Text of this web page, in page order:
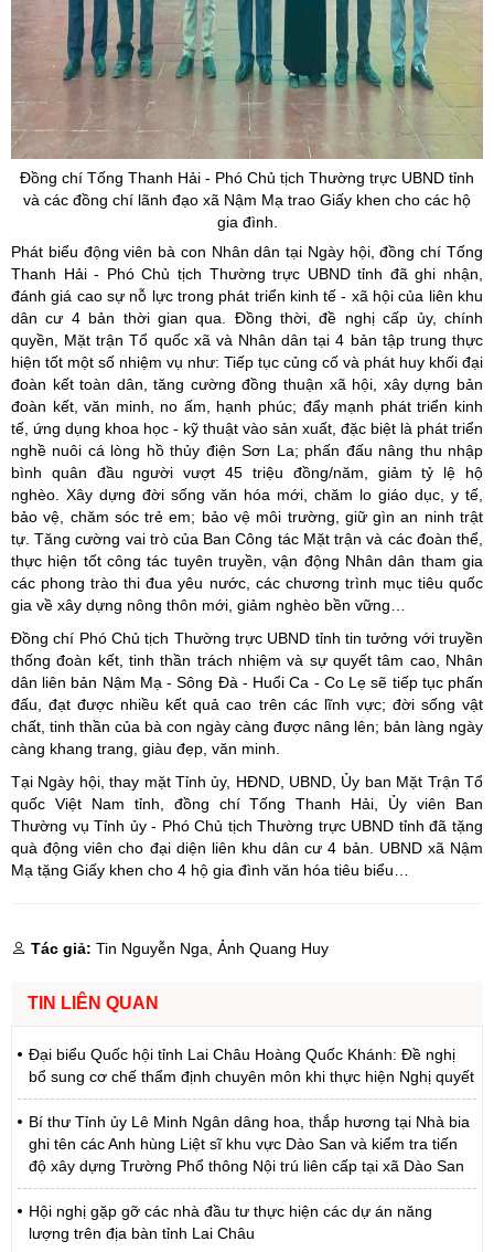
Đồng chí Tống Thanh Hải - Phó Chủ tịch Thường trực UBND tỉnh
và các đồng chí lãnh đạo xã Nậm Mạ trao Giấy khen cho các hộ
gia đình.
Phát biểu động viên bà con Nhân dân tại Ngày hội, đồng chí Tống
Thanh Hải - Phó Chủ tịch Thường trực UBND tỉnh đã ghi nhận,
đánh giá cao sự nỗ lực trong phát triển kinh tế - xã hội của liên khu
dân cư 4 bản thời gian qua. Đồng thời, đề nghị cấp ủy, chính
quyền, Mặt trận Tổ quốc xã và Nhân dân tại 4 bản tập trung thực
hiện tốt một số nhiệm vụ như: Tiếp tục củng cố và phát huy khối đại
đoàn kết toàn dân, tăng cường đồng thuận xã hội, xây dựng bản
đoàn kết, văn minh, no ấm, hạnh phúc; đẩy mạnh phát triển kinh
tế, ứng dụng khoa học - kỹ thuật vào sản xuất, đặc biệt là phát triển
nghề nuôi cá lòng hồ thủy điện Sơn La; phấn đấu nâng thu nhập
bình quân đầu người vượt 45 triệu đồng/năm, giảm tỷ lệ hộ
nghèo. Xây dựng đời sống văn hóa mới, chăm lo giáo dục, y tế,
bảo vệ, chăm sóc trẻ em; bảo vệ môi trường, giữ gìn an ninh trật
tự. Tăng cường vai trò của Ban Công tác Mặt trận và các đoàn thể,
thực hiện tốt công tác tuyên truyền, vận động Nhân dân tham gia
các phong trào thi đua yêu nước, các chương trình mục tiêu quốc
gia về xây dựng nông thôn mới, giảm nghèo bền vững…
Đồng chí Phó Chủ tịch Thường trực UBND tỉnh tin tưởng với truyền
thống đoàn kết, tinh thần trách nhiệm và sự quyết tâm cao, Nhân
dân liên bản Nậm Mạ - Sông Đà - Huổi Ca - Co Lẹ sẽ tiếp tục phấn
đấu, đạt được nhiều kết quả cao trên các lĩnh vực; đời sống vật
chất, tinh thần của bà con ngày càng được nâng lên; bản làng ngày
càng khang trang, giàu đẹp, văn minh.
Tại Ngày hội, thay mặt Tỉnh ủy, HĐND, UBND, Ủy ban Mặt Trận Tổ
quốc Việt Nam tỉnh, đồng chí Tống Thanh Hải, Ủy viên Ban
Thường vụ Tỉnh ủy - Phó Chủ tịch Thường trực UBND tỉnh đã tặng
quà động viên cho đại diện liên khu dân cư 4 bản. UBND xã Nậm
Mạ tặng Giấy khen cho 4 hộ gia đình văn hóa tiêu biểu…
Tác giả: Tin Nguyễn Nga, Ảnh Quang Huy
TIN LIÊN QUAN
Đại biểu Quốc hội tỉnh Lai Châu Hoàng Quốc Khánh: Đề nghị
bổ sung cơ chế thẩm định chuyên môn khi thực hiện Nghị quyết
Bí thư Tỉnh ủy Lê Minh Ngân dâng hoa, thắp hương tại Nhà bia
ghi tên các Anh hùng Liệt sĩ khu vực Dào San và kiểm tra tiến
độ xây dựng Trường Phổ thông Nội trú liên cấp tại xã Dào San
Hội nghị gặp gỡ các nhà đầu tư thực hiện các dự án năng
lượng trên địa bàn tỉnh Lai Châu